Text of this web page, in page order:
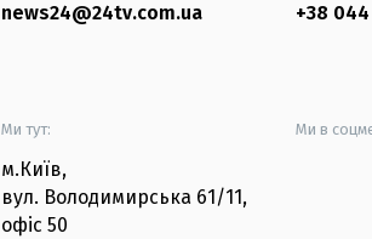
news24@24tv.com.ua +38
Ми тут:
м.Київ,
вул. Володимирська 61/11,
офіс 50
Ми в